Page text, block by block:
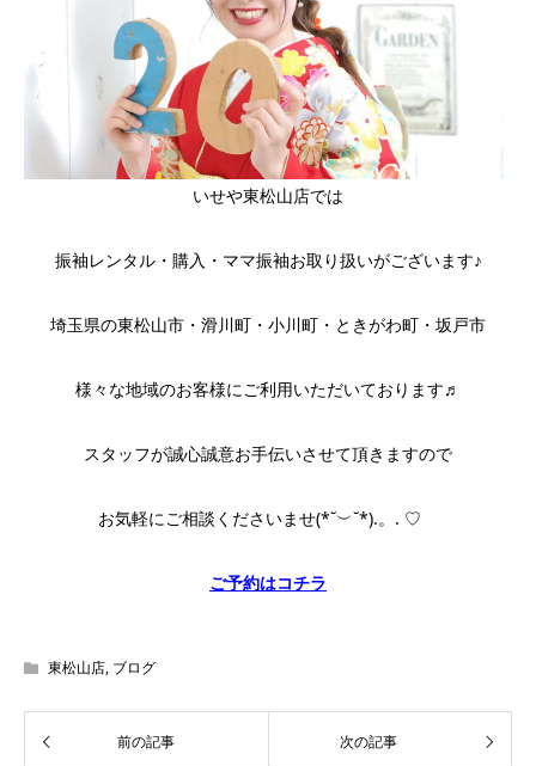
いせや東松山店では
振袖レンタル・購入・ママ振袖お取り扱いがございます♪
埼玉県の東松山市・滑川町・小川町・ときがわ町・坂戸市
様々な地域のお客様にご利用いただいております♬
スタッフが誠心誠意お手伝いさせて頂きますので
お気軽にご相談くださいませ(*˘︶˘*).。. ♡
ご予約はコチラ
東松山店, ブログ